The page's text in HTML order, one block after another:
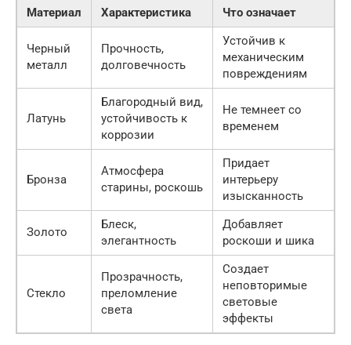
Материал Характеристика Что означает
Черный
металл
Прочность,
долговечность
Устойчив к
механическим
повреждениям
Латунь
Благородный вид,
устойчивость к
коррозии
Не темнеет со
временем
Бронза
Атмосфера
старины, роскошь
Придает
интерьеру
изысканность
Золото
Блеск,
элегантность
Добавляет
роскоши и шика
Стекло
Прозрачность,
преломление
света
Создает
неповторимые
световые
эффекты